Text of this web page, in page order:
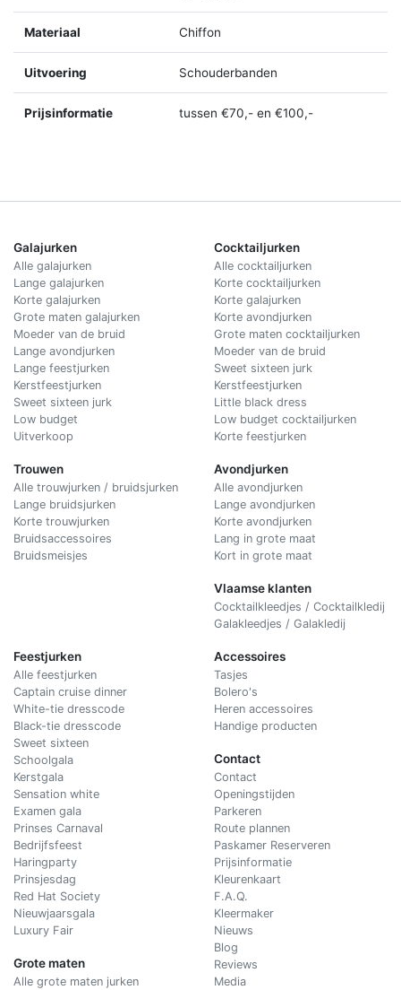
Materiaal Chiffon
Uitvoering Schouderbanden
Prijsinformatie tussen €70,- en €100,-
Galajurken
Alle galajurken
Lange galajurken
Korte galajurken
Grote maten galajurken
Moeder van de bruid
Lange avondjurken
Lange feestjurken
Kerstfeestjurken
Sweet sixteen jurk
Low budget
Uitverkoop
Trouwen
Alle trouwjurken / bruidsjurken
Lange bruidsjurken
Korte trouwjurken
Bruidsaccessoires
Bruidsmeisjes
Cocktailjurken
Alle cocktailjurken
Korte cocktailjurken
Korte galajurken
Korte avondjurken
Grote maten cocktailjurken
Moeder van de bruid
Sweet sixteen jurk
Kerstfeestjurken
Little black dress
Low budget cocktailjurken
Korte feestjurken
Avondjurken
Alle avondjurken
Lange avondjurken
Korte avondjurken
Lang in grote maat
Kort in grote maat
Vlaamse klanten
Cocktailkleedjes / Cocktailkledij
Galakleedjes / Galakledij
Feestjurken
Alle feestjurken
Captain cruise dinner
White-tie dresscode
Black-tie dresscode
Sweet sixteen
Schoolgala
Kerstgala
Sensation white
Examen gala
Prinses Carnaval
Bedrijfsfeest
Haringparty
Prinsjesdag
Red Hat Society
Nieuwjaarsgala
Luxury Fair
Grote maten
Alle grote maten jurken
Accessoires
Tasjes
Bolero's
Heren accessoires
Handige producten
Contact
Contact
Openingstijden
Parkeren
Route plannen
Paskamer Reserveren
Prijsinformatie
Kleurenkaart
F.A.Q.
Kleermaker
Nieuws
Blog
Reviews
Media